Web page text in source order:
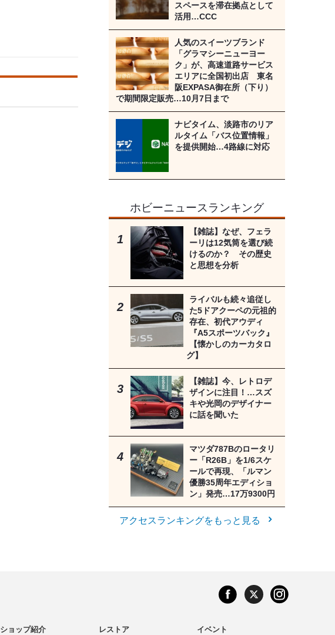
スペースを滞在拠点として
活用…CCC
人気のスイーツブランド
「グラマシーニューヨー
ク」が、高速道路サービス
エリアに全国初出店 東名
阪EXPASA御在所（下り）
で期間限定販売…10月7日まで
ナビタイム、淡路市のリア
ルタイム「バス位置情報」
を提供開始…4路線に対応
ホビーニュースランキング
【雑誌】なぜ、フェラ
ーリは12気筒を選び続
けるのか？ その歴史
と思想を分析
ライバルも続々追従し
た5ドアクーペの元祖的
存在、初代アウディ
『A5スポーツバック』
【懐かしのカーカタロ
グ】
【雑誌】今、レトロデ
ザインに注目！…スズ
キや光岡のデザイナー
に話を聞いた
マツダ787Bのロータリ
ー「R26B」を1/6スケ
ールで再現、「ルマン
優勝35周年エディショ
ン」発売…17万9300円
アクセスランキングをもっと見る
ショップ紹介 レストア イベント